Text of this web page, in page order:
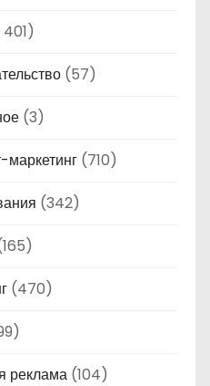
401)
(57)
(3)
маркетинг (710)
(342)
(470)
реклама (104)